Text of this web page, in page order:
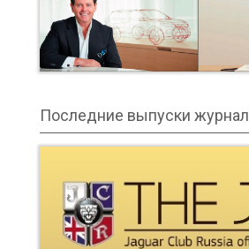
Последние выпуски